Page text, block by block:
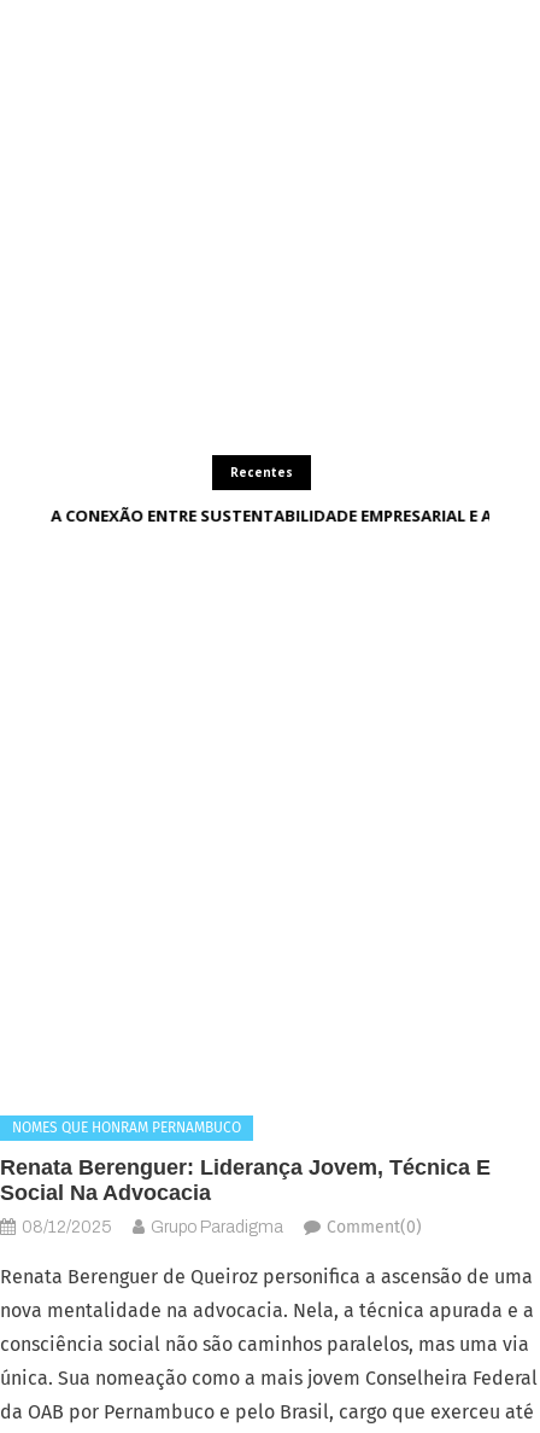
Recentes
A CONEXÃO ENTRE SUSTENTABILIDADE EMPRESARIAL E
NOMES QUE HONRAM PERNAMBUCO
Renata Berenguer: Liderança Jovem, Técnica E
Social Na Advocacia
08/12/2025 Grupo Paradigma Comment(0)
Renata Berenguer de Queiroz personifica a ascensão de uma
nova mentalidade na advocacia. Nela, a técnica apurada e a
consciência social não são caminhos paralelos, mas uma via
única. Sua nomeação como a mais jovem Conselheira Federal
da OAB por Pernambuco e pelo Brasil, cargo que exerceu até